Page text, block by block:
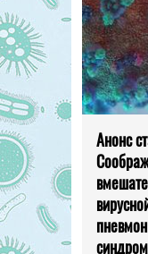
Анонс